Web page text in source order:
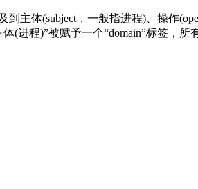
主体(subject，一般指进程)、操作
程)”被赋予一个“domain”标签，所